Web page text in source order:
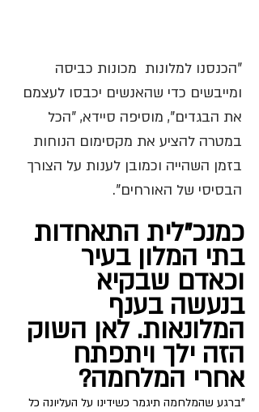
"הכנסנו למלונות  מכונות כביסה
ומייבשים כדי שהאנשים יכבסו לעצמם
את הבגדים", מוסיפה סיידא, "הכל
במטרה להציע את מקסימום הנוחות
בזמן השהייה וכמובן לענות על הצורך
הבסיסי של האורחים".
כמנכ"לית התאחדות
בתי המלון בעיר
וכאדם שבקיא
בנעשה בענף
המלונאות. לאן השוק
הזה ילך ויתפתח
אחרי המלחמה?
"ברגע שהמלחמה תיגמר כשידינו על העליונה כל